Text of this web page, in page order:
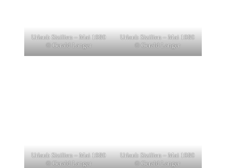
Urlaub Sizilien – Mai 1980
© Gerald Langer
Urlaub Sizilien – Mai 1980
© Gerald Langer
Urlaub Sizilien – Mai 1980
© Gerald Langer
Urlaub Sizilien – Mai 1980
© Gerald Langer